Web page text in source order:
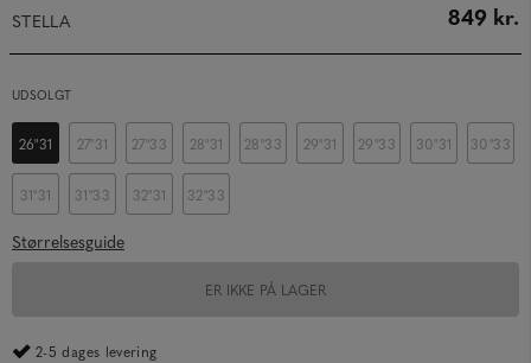
STELLA 849 kr.
UDSOLGT
26"31 27"31 27"33 28"31 28"33 29"31 29"33 30"31 30"33
31"31 31"33 32"31 32"33
Størrelsesguide
ER IKKE PÅ LAGER
2-5 dages levering